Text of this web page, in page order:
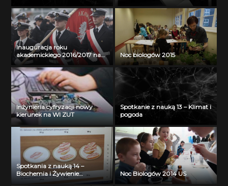
Inauguracja roku
akademickiego 2016/2017 na
Akademii Morskiej w
Szczecinie
Noc biologów 2015
Inżynieria cyfryzacji nowy
kierunek na WI ZUT
Spotkanie z nauką 13 – Klimat i
pogoda
Spotkania z nauką 14 –
Biochemia i Żywienie
Człowieka
Noc Biologów 2014 US